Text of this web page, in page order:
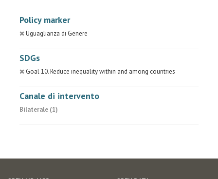
Policy marker
Uguaglianza di Genere
SDGs
Goal 10. Reduce inequality within and among countries
Canale di intervento
Bilaterale (1)